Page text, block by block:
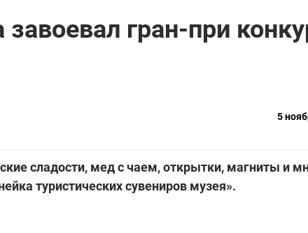
гран-при
5
сладости, мед с чаем, открытки, магниты и
туристических сувениров музея».